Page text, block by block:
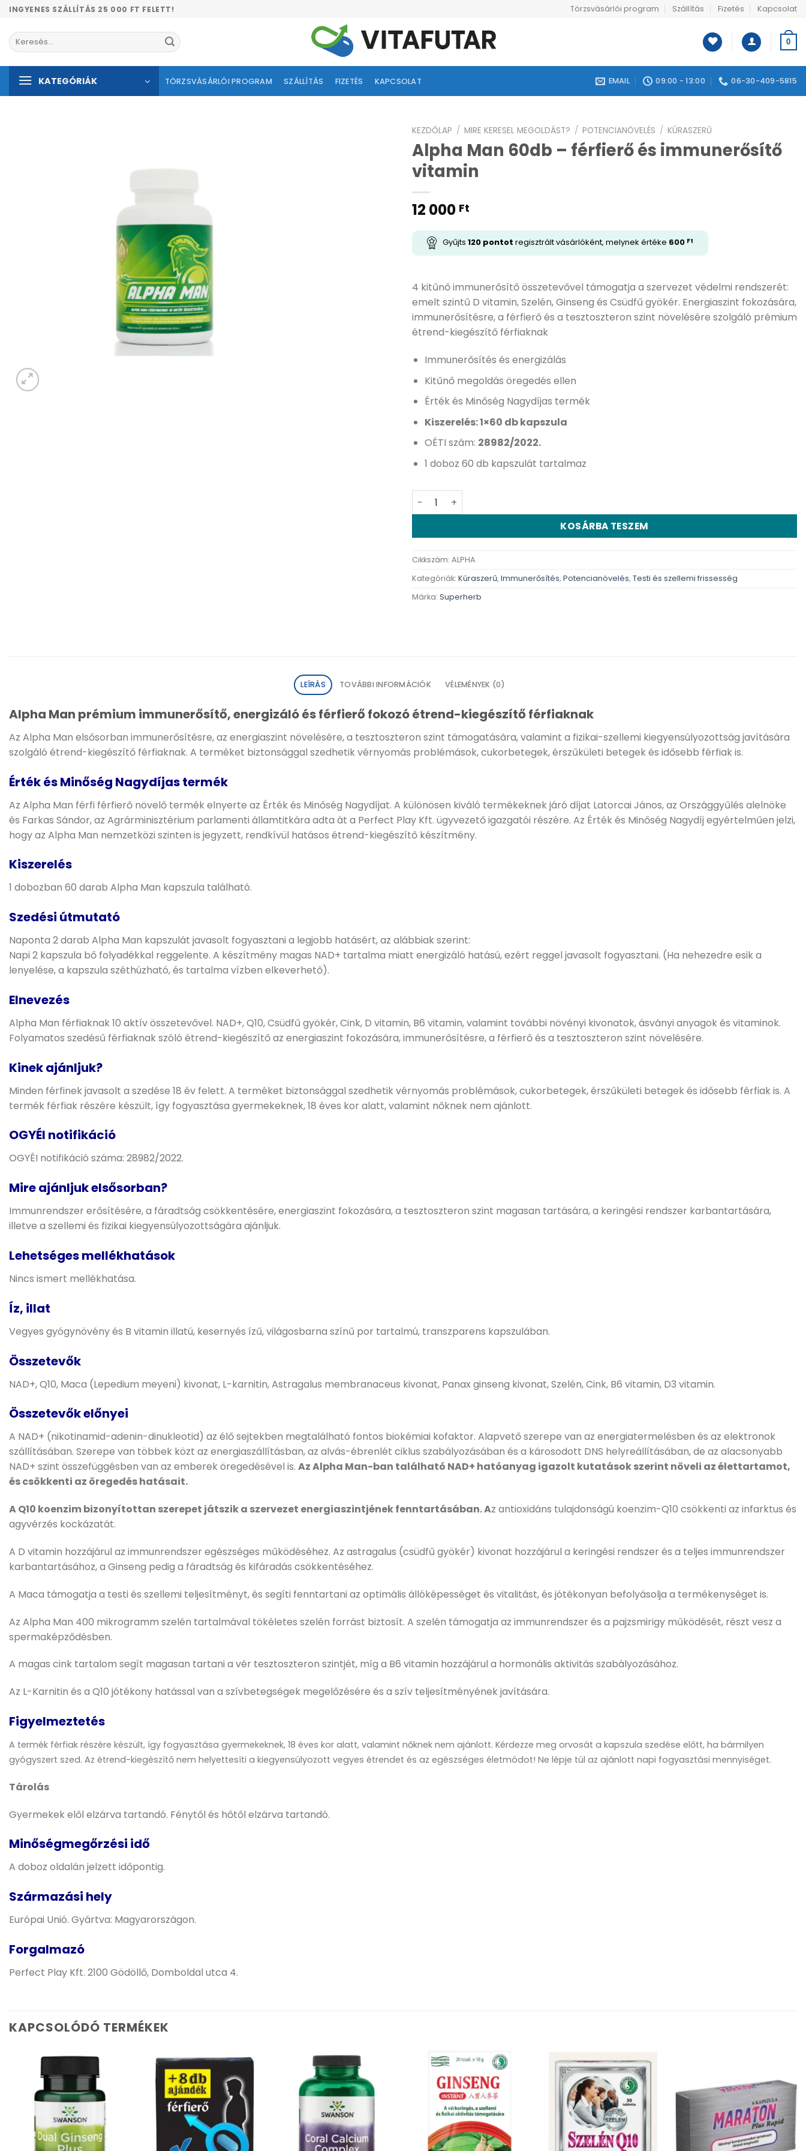
Skip
content
INGYENES SZÁLLÍTÁS 25 000 FT FELETT! Törzsvásárlói program Szállítás Fizetés Kapcsolat
Keresés
a
0
KATEGÓRIÁK TÖRZSVÁSÁRLÓI PROGRAM SZÁLLÍTÁS FIZETÉS KAPCSOLAT EMAIL 09:00 - 13:00 06-30-409-5815
KEZDŐLAP / MIRE KERESEL MEGOLDÁST? / POTENCIANÖVELÉS / KÚRASZERŰ
Alpha Man 60db – férfierő és immunerősítő
vitamin
12 000 Ft
Gyűjts 120 pontot regisztrált vásárlóként, melynek értéke 600 Ft
4 kitűnő immunerősítő összetevővel támogatja a szervezet védelmi rendszerét:
emelt szintű D vitamin, Szelén, Ginseng és Csüdfű gyökér. Energiaszint fokozására,
immunerősítésre, a férfierő és a tesztoszteron szint növelésére szolgáló prémium
étrend-kiegészítő férfiaknak
Immunerősítés és energizálás
Kitűnő megoldás öregedés ellen
Érték és Minőség Nagydíjas termék
Kiszerelés: 1×60 db kapszula
OÉTI szám: 28982/2022.
1 doboz 60 db kapszulát tartalmaz
Alpha Man 60db - férfierő és immunerősítő vitamin mennyiség
KOSÁRBA TESZEM
Cikkszám: ALPHA
Kategóriák: Kúraszerű, Immunerősítés, Potencianövelés, Testi és szellemi frissesség
Márka: Superherb
LEÍRÁS TOVÁBBI INFORMÁCIÓK VÉLEMÉNYEK (0)
Alpha Man prémium immunerősítő, energizáló és férfierő fokozó étrend-kiegészítő férfiaknak
Az Alpha Man elsősorban immunerősítésre, az energiaszint növelésére, a tesztoszteron szint támogatására, valamint a fizikai-szellemi kiegyensúlyozottság javítására
szolgáló étrend-kiegészítő férfiaknak. A terméket biztonsággal szedhetik vérnyomás problémások, cukorbetegek, érszűkületi betegek és idősebb férfiak is.
Érték és Minőség Nagydíjas termék
Az Alpha Man férfi férfierő növelő termék elnyerte az Érték és Minőség Nagydíjat. A különösen kiváló termékeknek járó díjat Latorcai János, az Országgyűlés alelnöke
és Farkas Sándor, az Agrárminisztérium parlamenti államtitkára adta át a Perfect Play Kft. ügyvezető igazgatói részére. Az Érték és Minőség Nagydíj egyértelműen jelzi,
hogy az Alpha Man nemzetközi szinten is jegyzett, rendkívül hatásos étrend-kiegészítő készítmény.
Kiszerelés
1 dobozban 60 darab Alpha Man kapszula található.
Szedési útmutató
Naponta 2 darab Alpha Man kapszulát javasolt fogyasztani a legjobb hatásért, az alábbiak szerint:
Napi 2 kapszula bő folyadékkal reggelente. A készítmény magas NAD+ tartalma miatt energizáló hatású, ezért reggel javasolt fogyasztani. (Ha nehezedre esik a
lenyelése, a kapszula széthúzható, és tartalma vízben elkeverhető).
Elnevezés
Alpha Man férfiaknak 10 aktív összetevővel. NAD+, Q10, Csüdfű gyökér, Cink, D vitamin, B6 vitamin, valamint további növényi kivonatok, ásványi anyagok és vitaminok.
Folyamatos szedésű férfiaknak szóló étrend-kiegészítő az energiaszint fokozására, immunerősítésre, a férfierő és a tesztoszteron szint növelésére.
Kinek ajánljuk?
Minden férfinek javasolt a szedése 18 év felett. A terméket biztonsággal szedhetik vérnyomás problémások, cukorbetegek, érszűkületi betegek és idősebb férfiak is. A
termék férfiak részére készült, így fogyasztása gyermekeknek, 18 éves kor alatt, valamint nőknek nem ajánlott.
OGYÉI notifikáció
OGYÉI notifikáció száma: 28982/2022.
Mire ajánljuk elsősorban?
Immunrendszer erősítésére, a fáradtság csökkentésére, energiaszint fokozására, a tesztoszteron szint magasan tartására, a keringési rendszer karbantartására,
illetve a szellemi és fizikai kiegyensúlyozottságára ajánljuk.
Lehetséges mellékhatások
Nincs ismert mellékhatása.
Íz, illat
Vegyes gyógynövény és B vitamin illatú, kesernyés ízű, világosbarna színű por tartalmú, transzparens kapszulában.
Összetevők
NAD+, Q10, Maca (Lepedium meyeni) kivonat, L-karnitin, Astragalus membranaceus kivonat, Panax ginseng kivonat, Szelén, Cink, B6 vitamin, D3 vitamin.
Összetevőkelőnyei
A NAD+ (nikotinamid-adenin-dinukleotid) az élő sejtekben megtalálható fontos biokémiai kofaktor. Alapvető szerepe van az energiatermelésben és az elektronok
szállításában. Szerepe van többek közt az energiaszállításban, az alvás-ébrenlét ciklus szabályozásában és a károsodott DNS helyreállításában, de az alacsonyabb
NAD+ szint összefüggésben van az emberek öregedésével is. Az Alpha Man-ban található NAD+ hatóanyag igazolt kutatások szerint növeli az élettartamot,
és csökkenti az öregedés hatásait.
A Q10 koenzim bizonyítottan szerepet játszik a szervezet energiaszintjének fenntartásában. Az antioxidáns tulajdonságú koenzim-Q10 csökkenti az infarktus és
agyvérzés kockázatát.
A D vitamin hozzájárul az immunrendszer egészséges működéséhez. Az astragalus (csüdfű gyökér) kivonat hozzájárul a keringési rendszer és a teljes immunrendszer
karbantartásához, a Ginseng pedig a fáradtság és kifáradás csökkentéséhez.
A Maca támogatja a testi és szellemi teljesítményt, és segíti fenntartani az optimális állóképességet és vitalitást, és jótékonyan befolyásolja a termékenységet is.
Az Alpha Man 400 mikrogramm szelén tartalmával tökéletes szelén forrást biztosít. A szelén támogatja az immunrendszer és a pajzsmirigy működését, részt vesz a
spermaképződésben.
A magas cink tartalom segít magasan tartani a vér tesztoszteron szintjét, míg a B6 vitamin hozzájárul a hormonális aktivitás szabályozásához.
Az L-Karnitin és a Q10 jótékony hatással van a szívbetegségek megelőzésére és a szív teljesítményének javítására.
Figyelmeztetés
A termék férfiak részére készült, így fogyasztása gyermekeknek, 18 éves kor alatt, valamint nőknek nem ajánlott. Kérdezze meg orvosát a kapszula szedése előtt, ha bármilyen
gyógyszert szed. Az étrend-kiegészítő nem helyettesíti a kiegyensúlyozott vegyes étrendet és az egészséges életmódot! Ne lépje túl az ajánlott napi fogyasztási mennyiséget.
Tárolás
Gyermekek elől elzárva tartandó. Fénytől és hőtől elzárva tartandó.
Minőségmegőrzési idő
A doboz oldalán jelzett időpontig.
Származási hely
Európai Unió. Gyártva: Magyarországon.
Forgalmazó
Perfect Play Kft. 2100 Gödöllő, Domboldal utca 4.
KAPCSOLÓDÓ TERMÉKEK
adás
Kívánságlistához
adás
Kívánságlistához
adás
Kívánságlistához
adás
Kívánságlistához
adás
Kívánságlistához
adás